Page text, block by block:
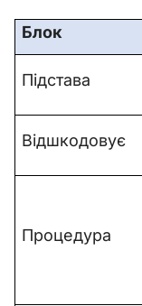
Блок
Підстава
Відшкодовує
Процедура